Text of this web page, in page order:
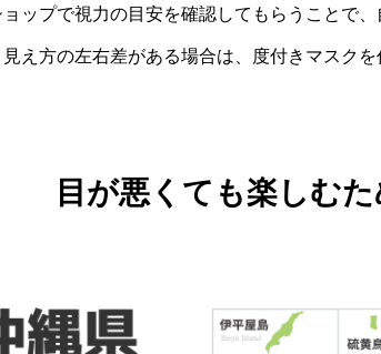
ップで視力の目安を確認してもらうことで
え方の左右差がある場合は、度付きマスクを
目が悪くても楽しむ